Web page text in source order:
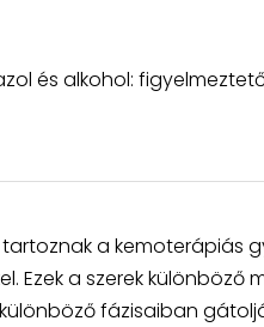
és alkohol:
a kemoterápiás
Ezek a szerek különböző
fázisaiban